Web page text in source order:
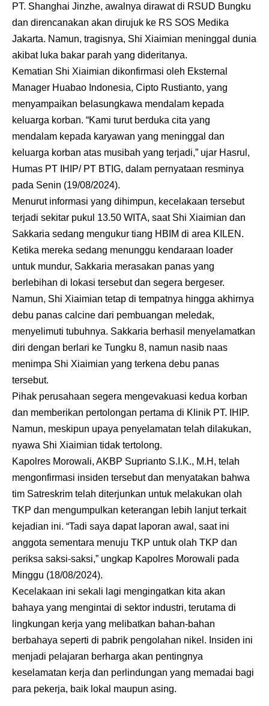
PT. Shanghai Jinzhe, awalnya dirawat di RSUD Bungku
dan direncanakan akan dirujuk ke RS SOS Medika
Jakarta. Namun, tragisnya, Shi Xiaimian meninggal dunia
akibat luka bakar parah yang dideritanya.
Kematian Shi Xiaimian dikonfirmasi oleh Eksternal
Manager Huabao Indonesia, Cipto Rustianto, yang
menyampaikan belasungkawa mendalam kepada
keluarga korban. “Kami turut berduka cita yang
mendalam kepada karyawan yang meninggal dan
keluarga korban atas musibah yang terjadi,” ujar Hasrul,
Humas PT IHIP/ PT BTIG, dalam pernyataan resminya
pada Senin (19/08/2024).
Menurut informasi yang dihimpun, kecelakaan tersebut
terjadi sekitar pukul 13.50 WITA, saat Shi Xiaimian dan
Sakkaria sedang mengukur tiang HBIM di area KILEN.
Ketika mereka sedang menunggu kendaraan loader
untuk mundur, Sakkaria merasakan panas yang
berlebihan di lokasi tersebut dan segera bergeser.
Namun, Shi Xiaimian tetap di tempatnya hingga akhirnya
debu panas calcine dari pembuangan meledak,
menyelimuti tubuhnya. Sakkaria berhasil menyelamatkan
diri dengan berlari ke Tungku 8, namun nasib naas
menimpa Shi Xiaimian yang terkena debu panas
tersebut.
Pihak perusahaan segera mengevakuasi kedua korban
dan memberikan pertolongan pertama di Klinik PT. IHIP.
Namun, meskipun upaya penyelamatan telah dilakukan,
nyawa Shi Xiaimian tidak tertolong.
Kapolres Morowali, AKBP Suprianto S.I.K., M.H, telah
mengonfirmasi insiden tersebut dan menyatakan bahwa
tim Satreskrim telah diterjunkan untuk melakukan olah
TKP dan mengumpulkan keterangan lebih lanjut terkait
kejadian ini. “Tadi saya dapat laporan awal, saat ini
anggota sementara menuju TKP untuk olah TKP dan
periksa saksi-saksi,” ungkap Kapolres Morowali pada
Minggu (18/08/2024).
Kecelakaan ini sekali lagi mengingatkan kita akan
bahaya yang mengintai di sektor industri, terutama di
lingkungan kerja yang melibatkan bahan-bahan
berbahaya seperti di pabrik pengolahan nikel. Insiden ini
menjadi pelajaran berharga akan pentingnya
keselamatan kerja dan perlindungan yang memadai bagi
para pekerja, baik lokal maupun asing.